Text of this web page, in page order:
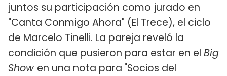
juntos su participación como jurado en
"Canta Conmigo Ahora" (El Trece), el ciclo
de Marcelo Tinelli. La pareja reveló la
condición que pusieron para estar en el Big
Show en una nota para "Socios del